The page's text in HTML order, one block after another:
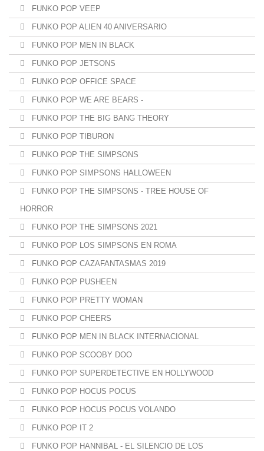
FUNKO POP VEEP
FUNKO POP ALIEN 40 ANIVERSARIO
FUNKO POP MEN IN BLACK
FUNKO POP JETSONS
FUNKO POP OFFICE SPACE
FUNKO POP WE ARE BEARS -
FUNKO POP THE BIG BANG THEORY
FUNKO POP TIBURON
FUNKO POP THE SIMPSONS
FUNKO POP SIMPSONS HALLOWEEN
FUNKO POP THE SIMPSONS - TREE HOUSE OF
HORROR
FUNKO POP THE SIMPSONS 2021
FUNKO POP LOS SIMPSONS EN ROMA
FUNKO POP CAZAFANTASMAS 2019
FUNKO POP PUSHEEN
FUNKO POP PRETTY WOMAN
FUNKO POP CHEERS
FUNKO POP MEN IN BLACK INTERNACIONAL
FUNKO POP SCOOBY DOO
FUNKO POP SUPERDETECTIVE EN HOLLYWOOD
FUNKO POP HOCUS POCUS
FUNKO POP HOCUS POCUS VOLANDO
FUNKO POP IT 2
FUNKO POP HANNIBAL - EL SILENCIO DE LOS